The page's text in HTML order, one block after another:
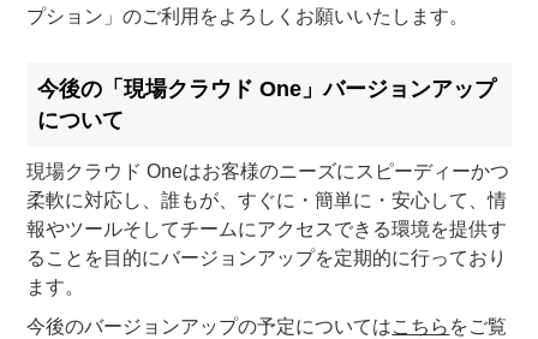
プション」のご利用をよろしくお願いいたします。
今後の「現場クラウド One」バージョンアップ
について
現場クラウド Oneはお客様のニーズにスピーディーかつ
柔軟に対応し、誰もが、すぐに・簡単に・安心して、情
報やツールそしてチームにアクセスできる環境を提供す
ることを目的にバージョンアップを定期的に行っており
ます。
今後のバージョンアップの予定についてはこちら をご覧